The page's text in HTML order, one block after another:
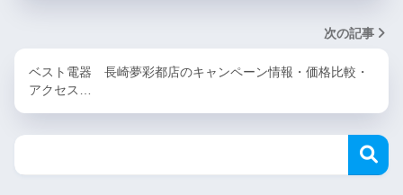
次の記事
ベスト電器 長崎夢彩都店のキャンペーン情報・価格比較・
アクセス…